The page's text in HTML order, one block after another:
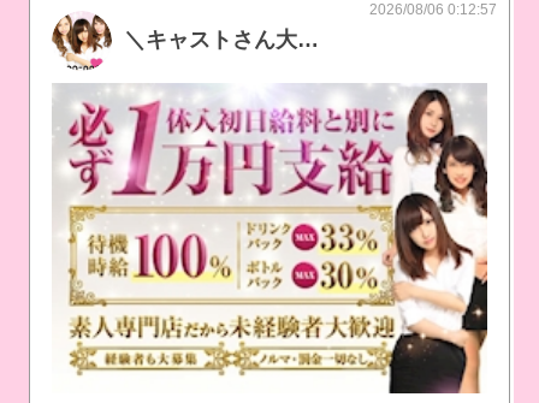
＼キャストさん大募集中／体入初日にお給料と別に即日1万円✨
2026/08/06 0:12:57